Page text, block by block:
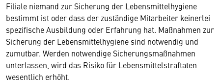
Filiale niemand zur Sicherung der Lebensmittelhygiene
bestimmt ist oder dass der zuständige Mitarbeiter keinerlei
spezifische Ausbildung oder Erfahrung hat. Maßnahmen zur
Sicherung der Lebensmittelhygiene sind notwendig und
zumutbar. Werden notwendige Sicherungsmaßnahmen
unterlassen, wird das Risiko für Lebensmittelstraftaten
wesentlich erhöht.